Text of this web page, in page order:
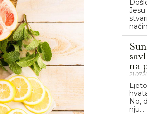
Jesu
na
No,
nju...